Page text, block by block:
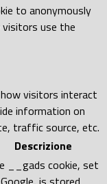
to anonymously
use the
visitors interact
information on
traffic source, etc.
Descrizione
__gads cookie, set